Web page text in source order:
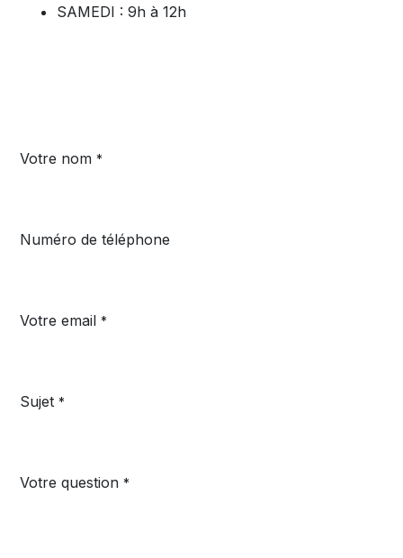
SAMEDI : 9h à 12h
Votre nom *
Numéro de téléphone
Votre email *
Sujet *
Votre question *